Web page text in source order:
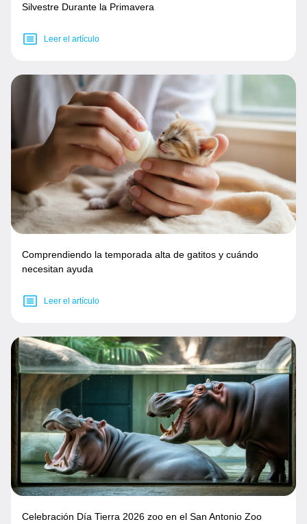
Silvestre Durante la Primavera
Leer el artículo
Comprendiendo la temporada alta de gatitos y cuándo
necesitan ayuda
Leer el artículo
Celebración Día Tierra 2026 zoo en el San Antonio Zoo